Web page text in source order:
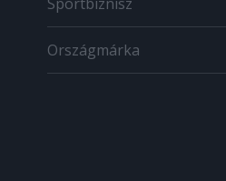
Országmárka